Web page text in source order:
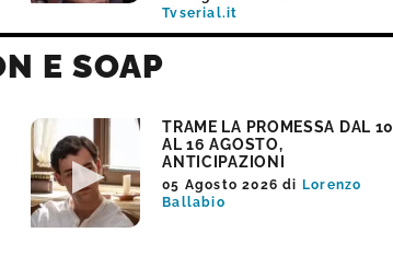
Tvserial.it
E SOAP
TRAME LA PROMESSA DAL 10
AL 16 AGOSTO,
ANTICIPAZIONI
05 Agosto 2026 di Lorenzo
Ballabio